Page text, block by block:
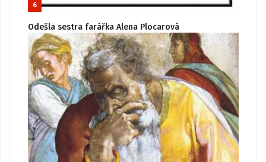
6
Odešla sestra farářka Alena Plocarová